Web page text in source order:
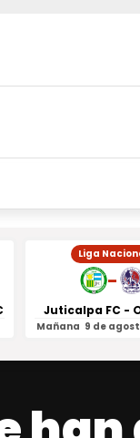
Liga
-
Juticalpa FC -
Mañana 9 de